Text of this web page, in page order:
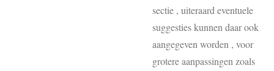
sectie , uiteraard eventuele
suggesties kunnen daar ook
aangegeven worden , voor
grotere aanpassingen zoals